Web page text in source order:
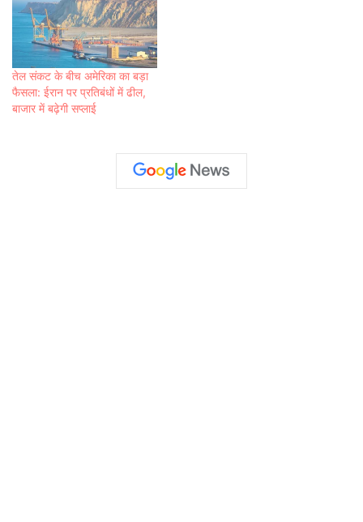
तेल संकट के बीच अमेरिका का बड़ा
फैसला: ईरान पर प्रतिबंधों में ढील,
बाजार में बढ़ेगी सप्लाई